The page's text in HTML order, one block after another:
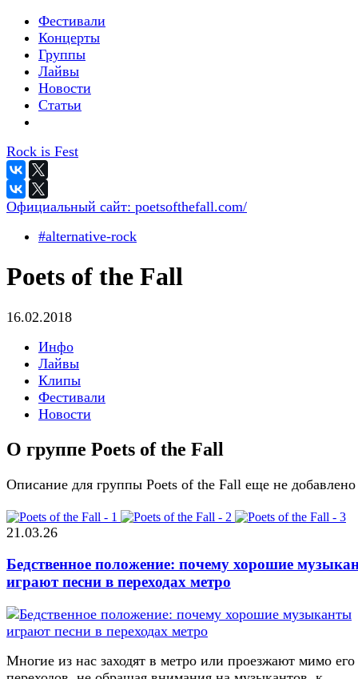
Фестивали
Концерты
Группы
Лайвы
Новости
Статьи
Rock is Fest
Официальный сайт: poetsofthefall.com/
#alternative-rock
Poets of the Fall
16.02.2018
Инфо
Лайвы
Клипы
Фестивали
Новости
О группе Poets of the Fall
Описание для группы Poets of the Fall еще не добавлено
21.03.26
Бедственное положение: почему хорошие
играют песни в переходах метро
Многие из нас заходят в метро или проезжают мимо его